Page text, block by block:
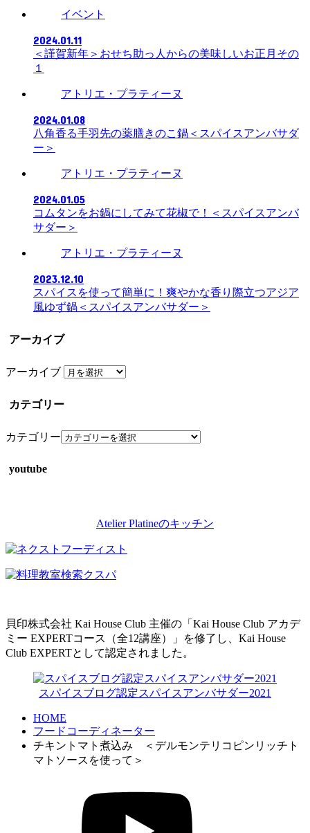
イベント
2024.01.11
＜謹賀新年＞おせち助っ人からの美味しいお正月その
１
アトリエ・プラティーヌ
2024.01.08
八角香る手羽先の薬膳きのこ鍋＜スパイスアンバサダ
ー＞
アトリエ・プラティーヌ
2024.01.05
コムタンをお鍋にしてみて花椒で！＜スパイスアンバ
サダー＞
アトリエ・プラティーヌ
2023.12.10
スパイスを使って簡単に！爽やかな香り際立つアジア
風ゆず鍋＜スパイスアンバサダー＞
アーカイブ
アーカイブ
カテゴリー
カテゴリー
youtube
Atelier Platineのキッチン
貝印株式会社 Kai House Club 主催の「Kai House Club アカデ
ミー EXPERTコース（全12講座）」を修了し、Kai House
Club EXPERTとして認定されました。
スパイスブログ認定スパイスアンバサダー2021
HOME
フードコーディネーター
チキントマト煮込み ＜デルモンテリコピンリッチト
マトソースを使って＞